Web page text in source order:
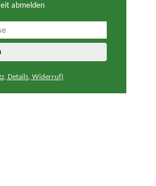
abmelden
Details, Widerruf)